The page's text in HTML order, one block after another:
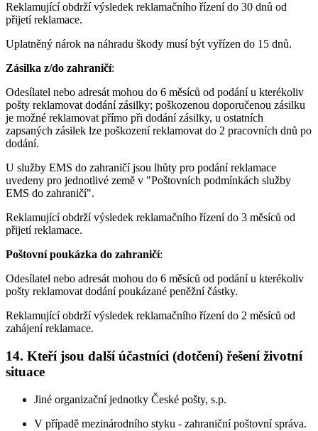
Reklamující obdrží výsledek reklamačního řízení do 30 dnů od
přijetí reklamace.
Uplatněný nárok na náhradu škody musí být vyřízen do 15 dnů.
Zásilka z/do zahraničí:
Odesílatel nebo adresát mohou do 6 měsíců od podání u kterékoliv
pošty reklamovat dodání zásilky; poškozenou doporučenou zásilku
je možné reklamovat přímo při dodání zásilky, u ostatních
zapsaných zásilek lze poškození reklamovat do 2 pracovních dnů po
dodání.
U služby EMS do zahraničí jsou lhůty pro podání reklamace
uvedeny pro jednotlivé země v "Poštovních podmínkách služby
EMS do zahraničí".
Reklamující obdrží výsledek reklamačního řízení do 3 měsíců od
přijetí reklamace.
Poštovní poukázka do zahraničí:
Odesílatel nebo adresát mohou do 6 měsíců od podání u kterékoliv
pošty reklamovat dodání poukázané peněžní částky.
Reklamující obdrží výsledek reklamačního řízení do 2 měsíců od
zahájení reklamace.
14. Kteří jsou další účastníci (dotčení) řešení životní
situace
Jiné organizační jednotky České pošty, s.p.
V případě mezinárodního styku - zahraniční poštovní správa.